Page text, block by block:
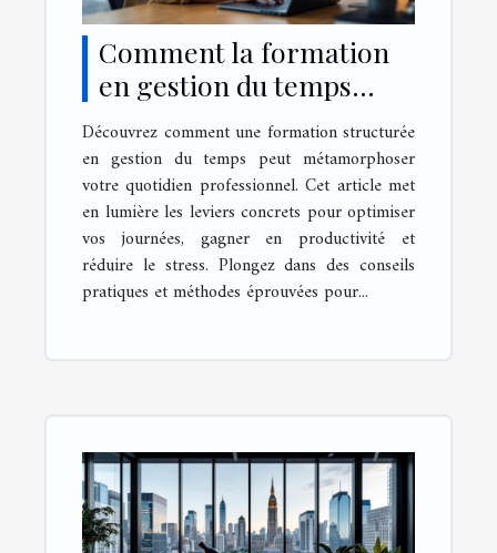
Comment la formation
en gestion du temps
transforme votre
efficacité professionnelle
?
Découvrez comment une formation structurée
en gestion du temps peut métamorphoser
votre quotidien professionnel. Cet article met
en lumière les leviers concrets pour optimiser
vos journées, gagner en productivité et
réduire le stress. Plongez dans des conseils
pratiques et méthodes éprouvées pour...